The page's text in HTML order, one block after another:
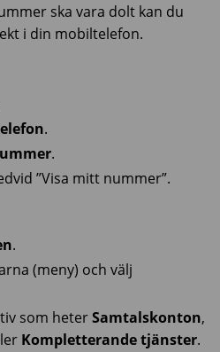
ska vara dolt kan du
i din mobiltelefon.
.
.
”Visa mitt nummer”.
.
(meny) och välj
som heterSamtalskonton,
Kompletterande tjänster.